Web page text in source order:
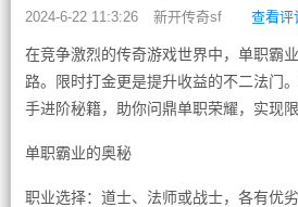
2024-6-22 11:3:26 新开传奇sf 查看评
在竞争激烈的传奇游戏世界中，单职霸
路。限时打金更是提升收益的不二法门
手进阶秘籍，助你问鼎单职荣耀，实现
单职霸业的奥秘
职业选择：道士、法师或战士，各有优